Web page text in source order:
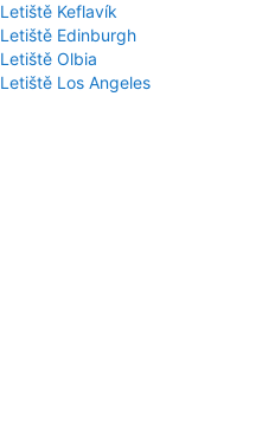
Letiště Keflavík
Letiště Edinburgh
Letiště Olbia
Letiště Los Angeles